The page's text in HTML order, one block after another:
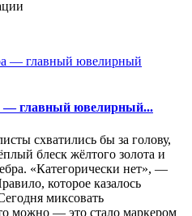
— главный ювелирный...
схватились бы за голову,
блеск жёлтого золота и
«Категорически нет», —
которое казалось
миксовать
можно — это стало маркером